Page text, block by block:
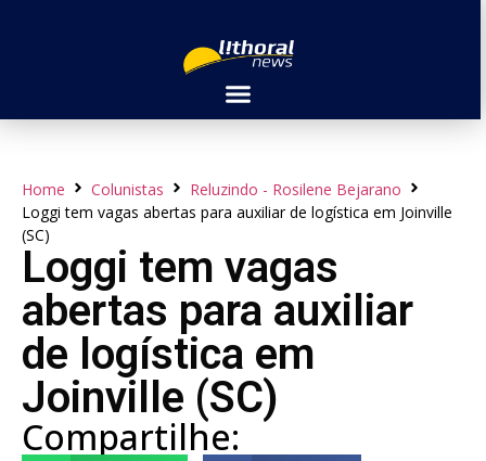
Home Colunistas
Reluzindo - Rosilene Bejarano
Loggi tem vagas abertas para auxiliar de logística em Joinville
(SC)
Loggi tem vagas
abertas para auxiliar
de logística em
Joinville (SC)
Compartilhe: